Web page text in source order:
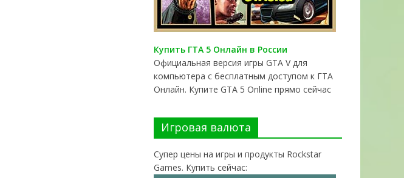
Купить ГТА 5 Онлайн в России
Официальная версия игры GTA V для
компьютера с бесплатным доступом к ГТА
Онлайн. Купите GTA 5 Online прямо сейчас
Игровая валюта
Супер цены на игры и продукты Rockstar
Games. Купить сейчас: